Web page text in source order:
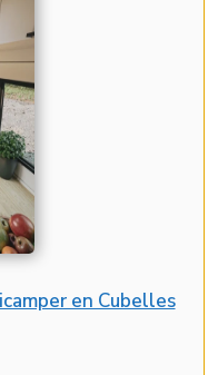
en Cubelles